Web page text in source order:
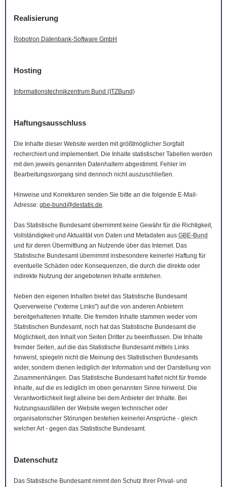
Realisierung
Robotron Datenbank-Software GmbH
Hosting
Informationstechnikzentrum Bund (ITZBund)
Haftungsausschluss
Die Inhalte dieser Website werden mit größtmöglicher Sorgfalt
recherchiert und implementiert. Die Inhalte statistischer Tabellen werden
mit den jeweils genannten Datenhaltern abgestimmt. Fehler im
Bearbeitungsvorgang sind dennoch nicht auszuschließen.
Hinweise und Korrekturen senden Sie bitte an die folgende E-Mail -
Adresse: gbe-bund@destatis.de.
Das Statistische Bundesamt übernimmt keine Gewähr für die Richtigkeit,
Vollständigkeit und Aktualität von Daten und Metadaten aus GBE-Bund
und für deren Übermittlung an Nutzende über das Internet. Das
Statistische Bundesamt übernimmt insbesondere keinerlei Haftung für
eventuelle Schäden oder Konsequenzen, die durch die direkte oder
indirekte Nutzung der angebotenen Inhalte entstehen.
Neben den eigenen Inhalten bietet das Statistische Bundesamt
Querverweise ("externe Links") auf die von anderen Anbietern
bereitgehaltenen Inhalte. Die fremden Inhalte stammen weder vom
Statistischen Bundesamt, noch hat das Statistische Bundesamt die
Möglichkeit, den Inhalt von Seiten Dritter zu beeinflussen. Die Inhalte
fremder Seiten, auf die das Statistische Bundesamt mittels Links
hinweist, spiegeln nicht die Meinung des Statistischen Bundesamts
wider, sondern dienen lediglich der Information und der Darstellung von
Zusammenhängen. Das Statistische Bundesamt haftet nicht für fremde
Inhalte, auf die es lediglich im oben genannten Sinne hinweist. Die
Verantwortlichkeit liegt alleine bei dem Anbieter der Inhalte. Bei
Nutzungsausfällen der Website wegen technischer oder
organisatorischer Störungen bestehen keinerlei Ansprüche - gleich
welcher Art - gegen das Statistische Bundesamt.
Datenschutz
Das Statistische Bundesamt nimmt den Schutz Ihrer Privat- und